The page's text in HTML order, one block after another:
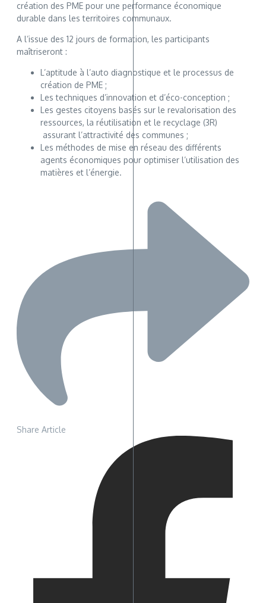
création des PME pour une performance économique
durable dans les territoires communaux.
A l’issue des 12 jours de formation, les participants
maîtriseront :
L’aptitude à l’auto diagnostique et le processus de
création de PME ;
Les techniques d’innovation et d’éco-conception ;
Les gestes citoyens basés sur le revalorisation des
ressources, la réutilisation et le recyclage (3R)
assurant l’attractivité des communes ;
Les méthodes de mise en réseau des différents
agents économiques pour optimiser l’utilisation des
matières et l’énergie.
Share Article